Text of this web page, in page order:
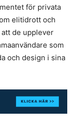
för privata
elitidrott och
att de upplever
som
och design i sina